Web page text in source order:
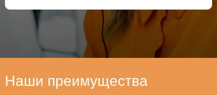
Наши преимущества